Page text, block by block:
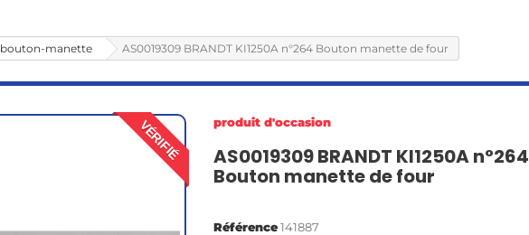
bouton-manette AS0019309 BRANDT KI1250A n°264 Bouton manette de four
VÉRIFIÉ produit d'occasion
AS0019309 BRANDT KI1250A n°264
Bouton manette de four
Référence141887